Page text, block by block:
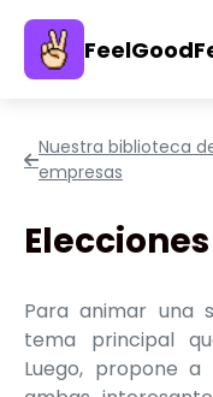
Nuestra biblioteca
empresas
Para animar una
tema principal
Luego, propone